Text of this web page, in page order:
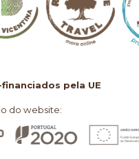
pela UE
do website: